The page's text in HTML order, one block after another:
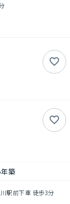
築
駅前下車 徒歩3分